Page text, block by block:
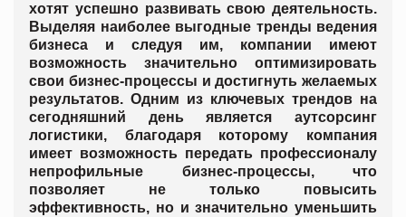
хотят успешно развивать свою деятельность.
Выделяя наиболее выгодные тренды ведения
бизнеса и следуя им, компании имеют
возможность значительно оптимизировать
свои бизнес-процессы и достигнуть желаемых
результатов. Одним из ключевых трендов на
сегодняшний день является аутсорсинг
логистики, благодаря которому компания
имеет возможность передать профессионалу
непрофильные бизнес-процессы, что
позволяет не только повысить
эффективность, но и значительно уменьшить